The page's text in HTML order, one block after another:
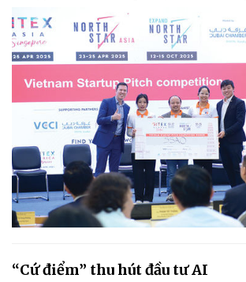
“Cứ điểm” thu hút đầu tư AI